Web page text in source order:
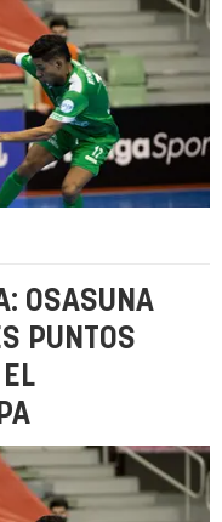
OSASUNA
PUNTOS